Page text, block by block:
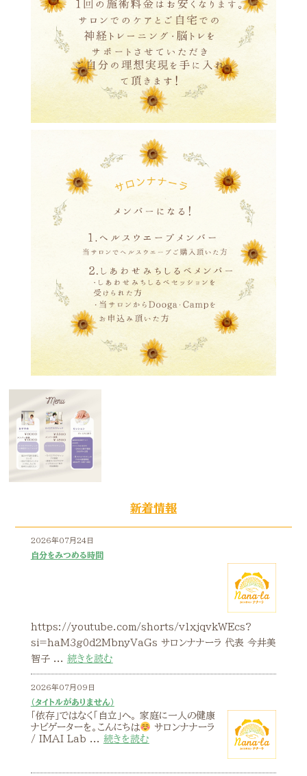
新着情報
2026年07月24日
自分をみつめる時間
https://youtube.com/shorts/v1xjqvkWEcs?
si=haM3g0d2MbnyVaGs サロンナナーラ 代表 今井美
智子 ... 続きを読む
2026年07月09日
（タイトルがありません）
​「依存」ではなく「自立」へ。 家庭に一人の健康
ナビゲーターを。 ​こんにちは
サロンナナーラ
/ IMAI Lab ... 続きを読む